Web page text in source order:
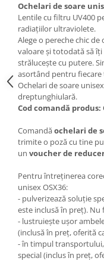
Ochelari de soare
Lentile cu filtru UV400
radiațiilor ultraviolete.
Alege o pereche chic
valoare și totodată să
strălucește cu putere.
asortând pentru
Ochelari de soare
dreptunghiulară.
Cod comandă produs:
Comandăochelari de
trimite o poză cu tine
un voucher de
Pentru întreținerea
unisex OSX36:
- pulverizează soluție
este inclusă în preț).
- lustruiește ușor
(inclusă în preț, oferită
- în timpul
special (inclus în preț,